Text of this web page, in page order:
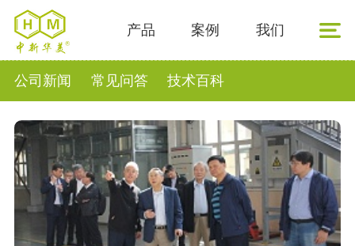
产品 案例 我们
公司新闻 常见问答 技术百科